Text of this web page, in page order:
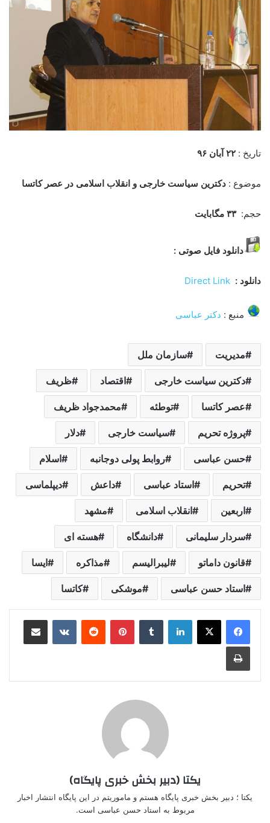
تاریخ : ۲۲ آبان ۹۶
موضوع : دکترین سیاست خارجی و انقلاب اسلامی در عصر کاتسا
حجم:۳۳ مگابایت
دانلود فایل صوتی :
دانلود : Direct Link
منبع : دکتر عباسی
مدیریت سازمان ملل
دکترین سیاست خارجی اقتصاد ظریف
عصر کاتسا توطئه محمدجواد ظریف
پروژه تحریم سیاست خارجی دلار
حسن عباسی روابط پولی دوجانبه اسلام
تحریم استاد عباسی داعش دیپلماسی
اربعین انقلاب اسلامی مشهد
سردار سلیمانی دانشگاه هسته ای
قانون داماتو لیبرالیسم مذاکره ایسا
استاد حسن عباسی موشکی کاتسا
لینکدین ‫تامبلر ‫پین‌ترست‫رددیت ‫VKontakteاشتراک گذاری از طریق ایمیل
چاپ
یکتا (دبیر بخش خبری پایگاه)
یکتا ؛ دبیر بخش خبری پایگاه هستم و ماموریتم در این پایگاه انتشار اخبار
مربوط به استاد حسن عباسی است.